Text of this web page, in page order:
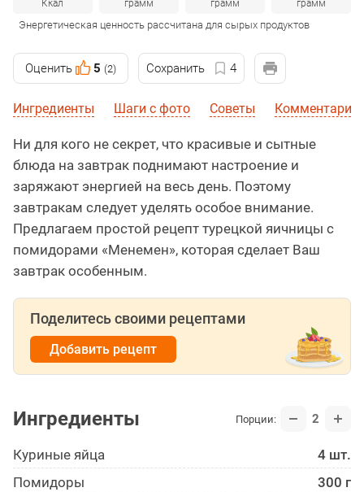
Ккал грамм грамм грамм
Энергетическая ценность рассчитана для сырых продуктов
Оценить 5 (2) Сохранить 4
Ингредиенты Шаги с фото Советы Комментарии
Ни для кого не секрет, что красивые и сытные
блюда на завтрак поднимают настроение и
заряжают энергией на весь день. Поэтому
завтракам следует уделять особое внимание.
Предлагаем простой рецепт турецкой яичницы с
помидорами «Менемен», которая сделает Ваш
завтрак особенным.
Поделитесь своими рецептами
Добавить рецепт
Ингредиенты Порции: 2
Куриные яйца
4 шт.
Помидоры
300 г